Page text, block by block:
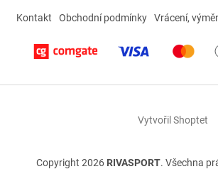
Kontakt Obchodní podmínky Vrácení,
Vytvořil Shoptet
Copyright 2026 RIVASPORT. Všechna